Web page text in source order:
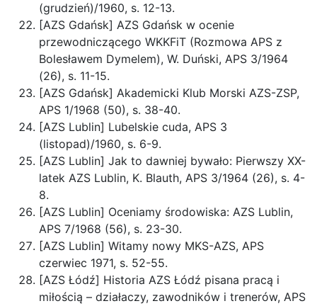
(grudzień)/1960, s. 12-13.
[AZS Gdańsk] AZS Gdańsk w ocenie
przewodniczącego WKKFiT (Rozmowa APS z
Bolesławem Dymelem), W. Duński, APS 3/1964
(26), s. 11-15.
[AZS Gdańsk] Akademicki Klub Morski AZS-ZSP,
APS 1/1968 (50), s. 38-40.
[AZS Lublin] Lubelskie cuda, APS 3
(listopad)/1960, s. 6-9.
[AZS Lublin] Jak to dawniej bywało: Pierwszy XX-
latek AZS Lublin, K. Blauth, APS 3/1964 (26), s. 4-
8.
[AZS Lublin] Oceniamy środowiska: AZS Lublin,
APS 7/1968 (56), s. 23-30.
[AZS Lublin] Witamy nowy MKS-AZS, APS
czerwiec 1971, s. 52-55.
[AZS Łódź] Historia AZS Łódź pisana pracą i
miłością – działaczy, zawodników i trenerów, APS